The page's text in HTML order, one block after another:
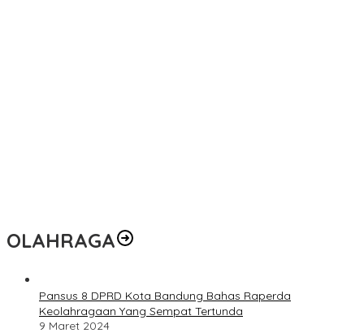
OLAHRAGA
Pansus 8 DPRD Kota Bandung Bahas Raperda
Keolahragaan Yang Sempat Tertunda
9 Maret 2024